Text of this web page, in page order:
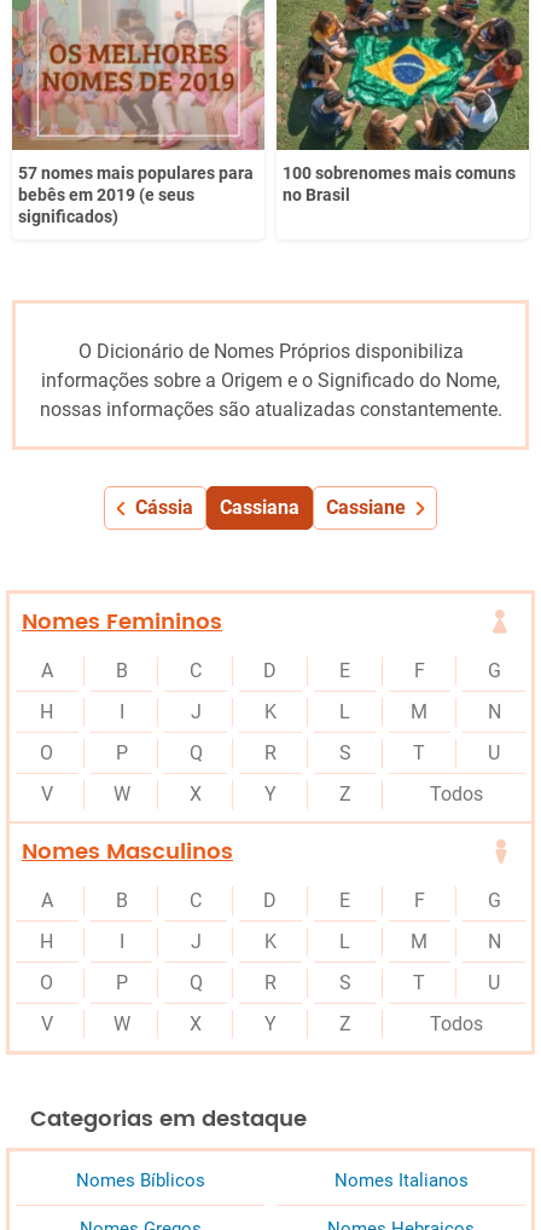
57 nomes mais populares para
bebês em 2019 (e seus
significados)
100 sobrenomes mais comuns
no Brasil
O Dicionário de Nomes Próprios disponibiliza
informações sobre a Origem e o Significado do Nome,
nossas informações são atualizadas constantemente.
Cássia Cassiana Cassiane
Nomes Femininos
A B C D E F
G
H
I J K L M
N
O
P Q R S T
U
V
W X Y Z Todos
Nomes Masculinos
A B C D E F
G
H
I J K L M
N
O
P Q R S T
U
V
W X Y Z Todos
Categorias em destaque
Nomes Bíblicos Nomes Italianos